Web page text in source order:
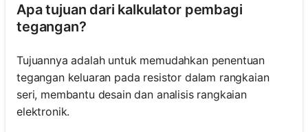
Apa tujuan dari kalkulator pembagi
tegangan?
Tujuannya adalah untuk memudahkan penentuan
tegangan keluaran pada resistor dalam rangkaian
seri, membantu desain dan analisis rangkaian
elektronik.